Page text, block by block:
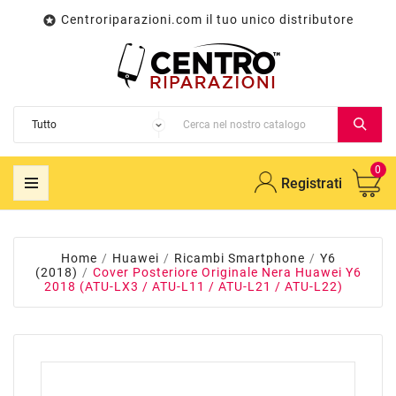
 Centroriparazioni.com il tuo unico distributore
Registrati
0
Home Huawei Ricambi Smartphone
Y6
(2018)
Cover Posteriore Originale Nera Huawei Y6
2018 (ATU-LX3 / ATU-L11 / ATU-L21 / ATU-L22)